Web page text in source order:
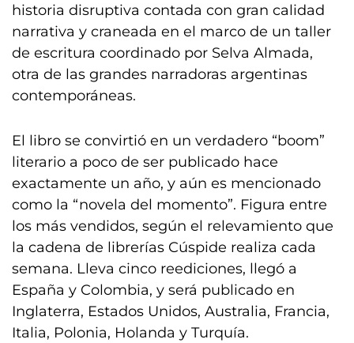
historia disruptiva contada con gran calidad
narrativa y craneada en el marco de un taller
de escritura coordinado por Selva Almada,
otra de las grandes narradoras argentinas
contemporáneas.
El libro se convirtió en un verdadero “boom”
literario a poco de ser publicado hace
exactamente un año, y aún es mencionado
como la “novela del momento”. Figura entre
los más vendidos, según el relevamiento que
la cadena de librerías Cúspide realiza cada
semana. Lleva cinco reediciones, llegó a
España y Colombia, y será publicado en
Inglaterra, Estados Unidos, Australia, Francia,
Italia, Polonia, Holanda y Turquía.